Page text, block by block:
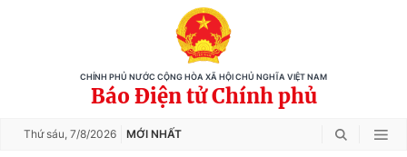
CHÍNH PHỦ NƯỚC CỘNG HÒA XÃ HỘI CHỦ NGHĨA VIỆT NAM
Báo Điện tử Chính phủ
Thứ sáu, 7/8/2026 MỚI NHẤT